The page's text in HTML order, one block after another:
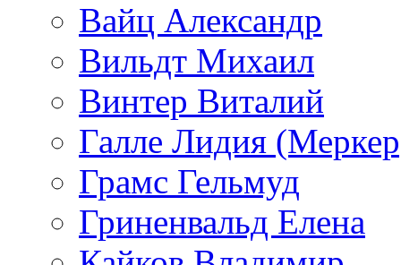
Вайц Александр
Вильдт Михаил
Винтер Виталий
Галле Лидия
Грамс Гельмуд
Гриненвальд Елена